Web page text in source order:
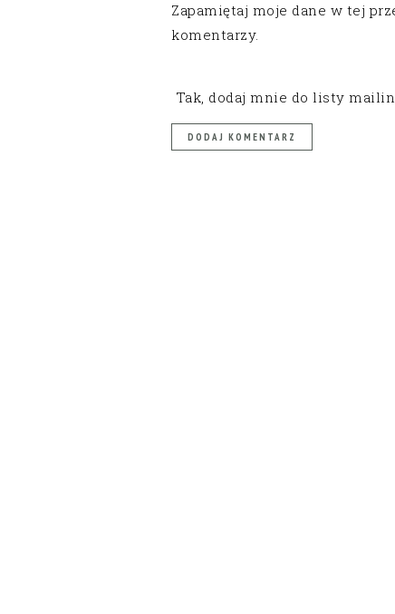
Zapamiętaj moje dane w tej
komentarzy.
Tak, dodaj mnie do listy